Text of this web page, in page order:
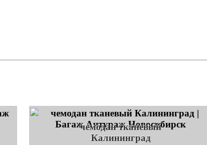
чемодан тканевый
Калининград